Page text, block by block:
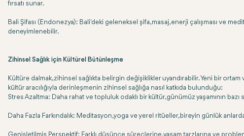
fırsatı sunar.
Bali Şifası (Endonezya): Bali'deki geleneksel şifa, masaj, enerji çalışması ve
deneyimlenebilir.
Zihinsel Sağlık için Kültürel Bütünleşme
Kültüre dalmak, zihinsel sağlıkta belirgin değişiklikler uyandırabilir. Yeni bir
kültür aracılığıyla derinleşmenin zihinsel sağlığa nasıl katkıda bulunduğu:
Stres Azaltma: Daha rahat ve topluluk odaklı bir kültür, günümüz yaşamının
Daha Fazla Farkındalık: Meditasyon, yoga ve yerel ritüeller, bireyin günlük